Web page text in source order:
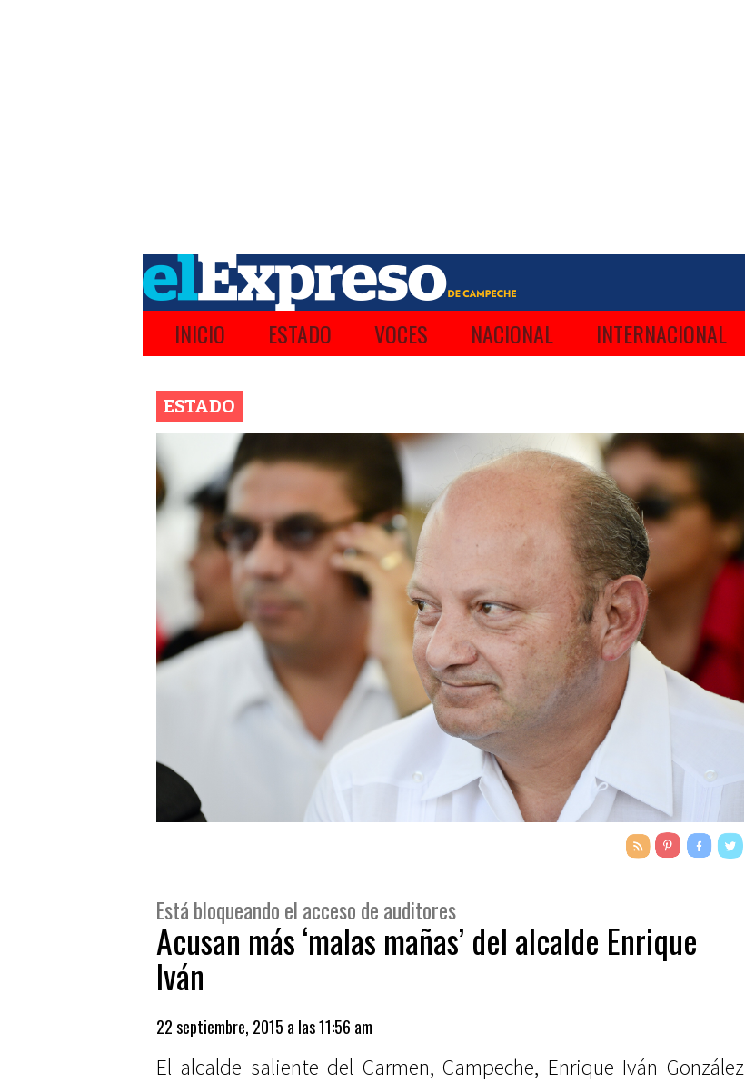
INICIO ESTADO VOCES NACIONAL INTERNACIONAL
ESTADO
Está bloqueando el acceso de auditores
Acusan más ‘malas mañas’ del alcalde Enrique
Iván
22 septiembre, 2015 a las 11:56 am
El alcalde saliente del Carmen, Campeche, Enrique Iván González